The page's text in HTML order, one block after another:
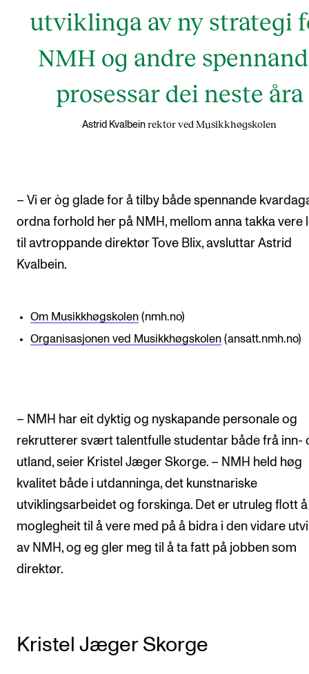
utviklinga av ny strategi
NMH og andre
prosessar dei neste åra
Astrid Kvalbein rektor ved Musikkhøgskolen
– Vi er òg glade for å tilby både spennande
ordna forhold her på NMH, mellom anna takka vere
til avtroppande direktør Tove Blix, avsluttar Astrid
Kvalbein.
Om Musikkhøgskolen(nmh.no)
Organisasjonen ved Musikkhøgskolen(ansatt.nmh.no)
– NMH har eit dyktig og nyskapande personale og
rekrutterer svært talentfulle studentar både frå inn-
utland, seier Kristel Jæger Skorge. – NMH held høg
kvalitet både i utdanninga, det kunstnariske
utviklingsarbeidet og forskinga. Det er utruleg flott
moglegheit til å vere med på å bidra i den vidare
av NMH, og eg gler meg til å ta fatt på jobben som
direktør.
Kristel Jæger Skorge